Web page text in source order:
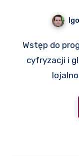
Wstęp do programów lojalnościowych W erze
cyfryzacji i